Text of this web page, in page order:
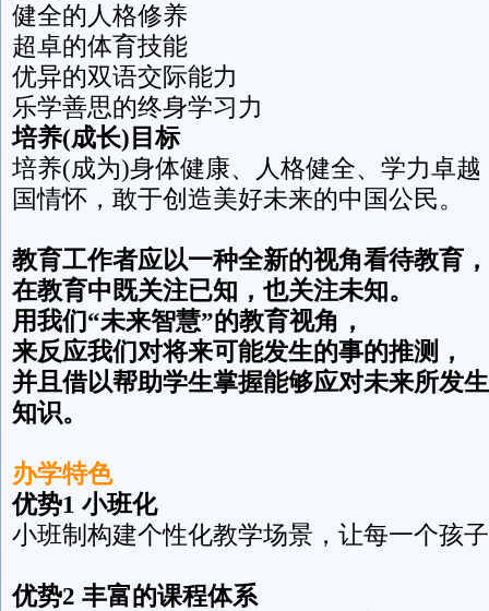
健全的人格修养
超卓的体育技能
优异的双语交际能力
乐学善思的终身学习力
培养(成长)目标
培养(成为)身体健康、人格健全、学力卓
国情怀，敢于创造美好未来的中国公民。
教育工作者应以一种全新的视角看待教育，
在教育中既关注已知，也关注未知。
用我们“未来智慧”的教育视角，
来反应我们对将来可能发生的事的推测，
并且借以帮助学生掌握能够应对未来所发
知识。
办学特色
优势1 小班化
小班制构建个性化教学场景，让每一个孩
优势2 丰富的课程体系